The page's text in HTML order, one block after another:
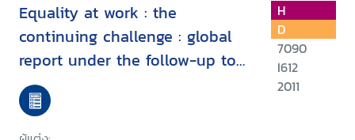
Equality at work : the
continuing challenge : global
report under the follow-up to
the ILO Declaration on
Fundamental Principles and
Rights at Work
H
D
7090
I612
2011